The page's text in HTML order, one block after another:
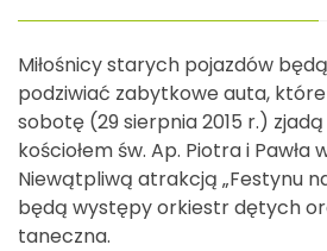
Miłośnicy starych pojazdów
podziwiać zabytkowe auta, które
sobotę (29 sierpnia 2015 r.)
kościołem św. Ap. Piotra i Pawła
Niewątpliwą atrakcją „Festynu
będą występy orkiestr dętych
taneczna.